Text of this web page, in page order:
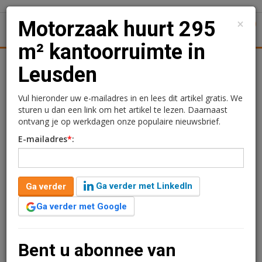
Juridisch | Fiscaal
Motorzaak huurt 295 m²
kantoorruimte in Leusden
Motorzaak Nick Brouwer Trading huurt de
kantoorruimte van ca. 295 m2 en 2 parkeerplaatsen
aan de Ambachtsweg 1D te Leusden.
Verder lezen?
×
Motorzaak huurt 295
m² kantoorruimte in
Leusden
Vul hieronder uw e-mailadres in en lees dit artikel gratis. We
sturen u dan een link om het artikel te lezen. Daarnaast
ontvang je op werkdagen onze populaire nieuwsbrief.
E-mailadres*:
Ga verder
Ga verder met LinkedIn
Ga verder met Google
Bent u abonnee van